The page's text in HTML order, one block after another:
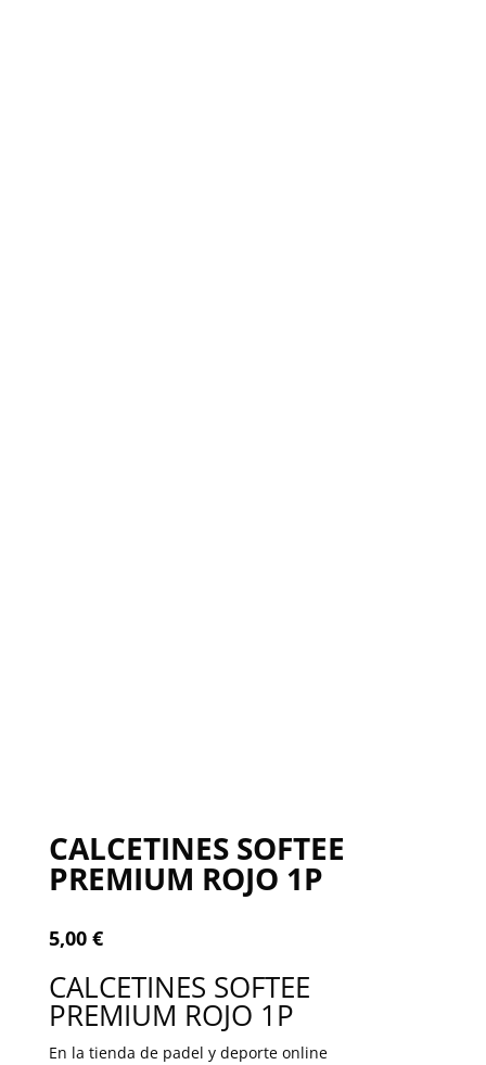
CALCETINES SOFTEE
PREMIUM ROJO 1P
5,00 €
CALCETINES SOFTEE
PREMIUM ROJO 1P
En la tienda de padel y deporte online